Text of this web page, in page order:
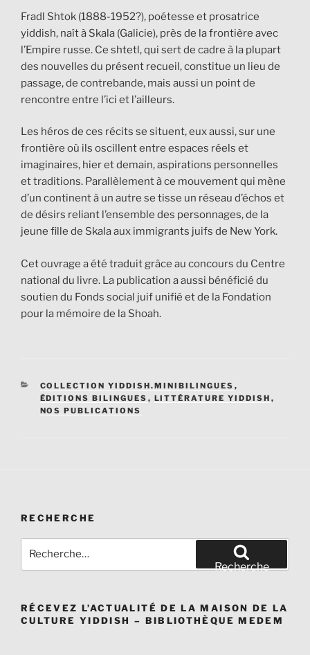
Fradl Shtok (1888-1952?), poétesse et prosatrice
yiddish, naît à Skala (Galicie), près de la frontière avec
l’Empire russe. Ce shtetl, qui sert de cadre à la plupart
des nouvelles du présent recueil, constitue un lieu de
passage, de contrebande, mais aussi un point de
rencontre entre l’ici et l’ailleurs.
Les héros de ces récits se situent, eux aussi, sur une
frontière où ils oscillent entre espaces réels et
imaginaires, hier et demain, aspirations personnelles
et traditions. Parallèlement à ce mouvement qui mène
d’un continent à un autre se tisse un réseau d’échos et
de désirs reliant l’ensemble des personnages, de la
jeune fille de Skala aux immigrants juifs de New York.
Cet ouvrage a été traduit grâce au concours du Centre
national du livre. La publication a aussi bénéficié du
soutien du Fonds social juif unifié et de la Fondation
pour la mémoire de la Shoah.
CATÉGORIES
COLLECTION YIDDISH.MINIBILINGUES ,
ÉDITIONS BILINGUES , LITTÉRATURE YIDDISH ,
NOS PUBLICATIONS
l’article
RECHERCHE
pour
Recherche
RÉCEVEZ L’ACTUALITÉ DE LA MAISON DE LA
CULTURE YIDDISH – BIBLIOTHÈQUE MEDEM